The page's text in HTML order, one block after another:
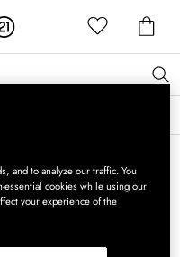
-tuotteista* →
and to analyze our traffic. You
essential cookies while using our
your experience of the